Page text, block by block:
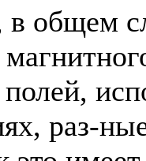
в общем
полей,
раз-